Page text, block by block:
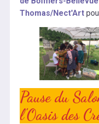
Thomas/Nect'Art
Pause du
l'Oasis des